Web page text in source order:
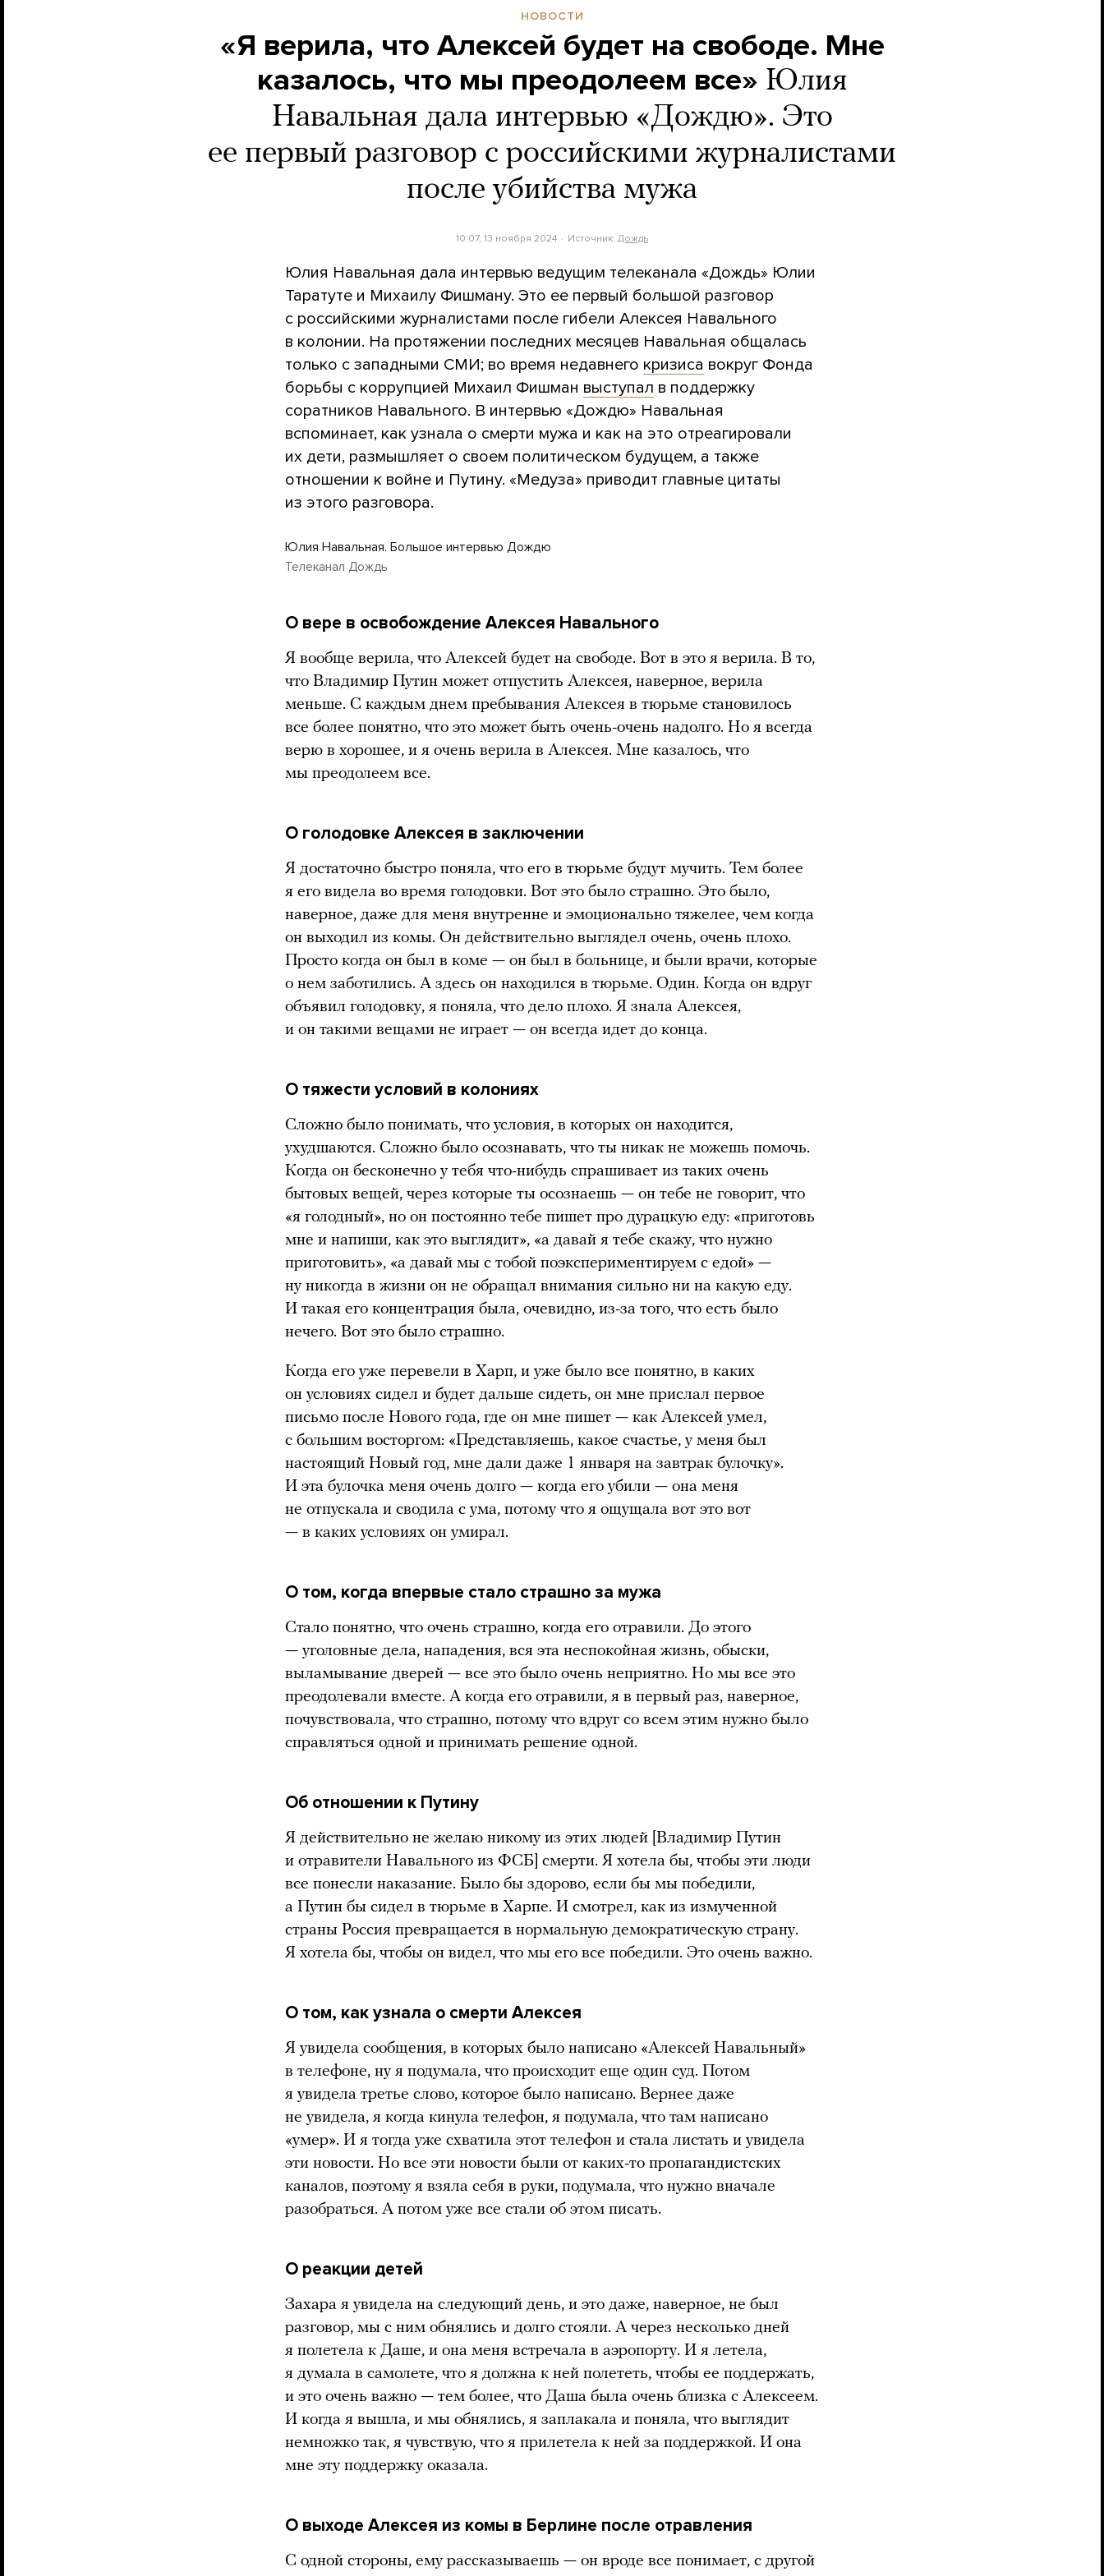
НОВОСТИ
«Я верила, что Алексей будет на свободе. Мне
казалось, что мы преодолеем все» Юлия
Навальная дала интервью «Дождю». Это
ее первый разговор с российскими журналистами
после убийства мужа
10:07, 13 ноября 2024 Источник: Дождь
Юлия Навальная дала интервью ведущим телеканала «Дождь» Юлии
Таратуте и Михаилу Фишману. Это ее первый большой разговор
с российскими журналистами после гибели Алексея Навального
в колонии. На протяжении последних месяцев Навальная общалась
только с западными СМИ; во время недавнего кризиса вокруг Фонда
борьбы с коррупцией Михаил Фишман выступал в поддержку
соратников Навального. В интервью «Дождю» Навальная
вспоминает, как узнала о смерти мужа и как на это отреагировали
их дети, размышляет о своем политическом будущем, а также
отношении к войне и Путину. «Медуза» приводит главные цитаты
из этого разговора.
Юлия Навальная. Большое интервью Дождю
Телеканал Дождь
О вере в освобождение Алексея Навального
Я вообще верила, что Алексей будет на свободе. Вот в это я верила. В то,
что Владимир Путин может отпустить Алексея, наверное, верила
меньше. С каждым днем пребывания Алексея в тюрьме становилось
все более понятно, что это может быть очень-очень надолго. Но я всегда
верю в хорошее, и я очень верила в Алексея. Мне казалось, что
мы преодолеем все.
О голодовке Алексея в заключении
Я достаточно быстро поняла, что его в тюрьме будут мучить. Тем более
я его видела во время голодовки. Вот это было страшно. Это было,
наверное, даже для меня внутренне и эмоционально тяжелее, чем когда
он выходил из комы. Он действительно выглядел очень, очень плохо.
Просто когда он был в коме — он был в больнице, и были врачи, которые
о нем заботились. А здесь он находился в тюрьме. Один. Когда он вдруг
объявил голодовку, я поняла, что дело плохо. Я знала Алексея,
и он такими вещами не играет — он всегда идет до конца.
О тяжести условий в колониях
Сложно было понимать, что условия, в которых он находится,
ухудшаются. Сложно было осознавать, что ты никак не можешь помочь.
Когда он бесконечно у тебя что-нибудь спрашивает из таких очень
бытовых вещей, через которые ты осознаешь — он тебе не говорит, что
«я голодный», но он постоянно тебе пишет про дурацкую еду: «приготовь
мне и напиши, как это выглядит», «а давай я тебе скажу, что нужно
приготовить», «а давай мы с тобой поэкспериментируем с едой» —
ну никогда в жизни он не обращал внимания сильно ни на какую еду.
И такая его концентрация была, очевидно, из-за того, что есть было
нечего. Вот это было страшно.
Когда его уже перевели в Харп, и уже было все понятно, в каких
он условиях сидел и будет дальше сидеть, он мне прислал первое
письмо после Нового года, где он мне пишет — как Алексей умел,
с большим восторгом: «Представляешь, какое счастье, у меня был
настоящий Новый год, мне дали даже 1 января на завтрак булочку».
И эта булочка меня очень долго — когда его убили — она меня
не отпускала и сводила с ума, потому что я ощущала вот это вот
— в каких условиях он умирал.
О том, когда впервые стало страшно за мужа
Стало понятно, что очень страшно, когда его отравили. До этого
— уголовные дела, нападения, вся эта неспокойная жизнь, обыски,
выламывание дверей — все это было очень неприятно. Но мы все это
преодолевали вместе. А когда его отравили, я в первый раз, наверное,
почувствовала, что страшно, потому что вдруг со всем этим нужно было
справляться одной и принимать решение одной.
Об отношении к Путину
Я действительно не желаю никому из этих людей [Владимир Путин
и отравители Навального из ФСБ] смерти. Я хотела бы, чтобы эти люди
все понесли наказание. Было бы здорово, если бы мы победили,
а Путин бы сидел в тюрьме в Харпе. И смотрел, как из измученной
страны Россия превращается в нормальную демократическую страну.
Я хотела бы, чтобы он видел, что мы его все победили. Это очень важно.
О том, как узнала о смерти Алексея
Я увидела сообщения, в которых было написано «Алексей Навальный»
в телефоне, ну я подумала, что происходит еще один суд. Потом
я увидела третье слово, которое было написано. Вернее даже
не увидела, я когда кинула телефон, я подумала, что там написано
«умер». И я тогда уже схватила этот телефон и стала листать и увидела
эти новости. Но все эти новости были от каких-то пропагандистских
каналов, поэтому я взяла себя в руки, подумала, что нужно вначале
разобраться. А потом уже все стали об этом писать.
О реакции детей
Захара я увидела на следующий день, и это даже, наверное, не был
разговор, мы с ним обнялись и долго стояли. А через несколько дней
я полетела к Даше, и она меня встречала в аэропорту. И я летела,
я думала в самолете, что я должна к ней полететь, чтобы ее поддержать,
и это очень важно — тем более, что Даша была очень близка с Алексеем.
И когда я вышла, и мы обнялись, я заплакала и поняла, что выглядит
немножко так, я чувствую, что я прилетела к ней за поддержкой. И она
мне эту поддержку оказала.
О выходе Алексея из комы в Берлине после отравления
С одной стороны, ему рассказываешь — он вроде все понимает, с другой